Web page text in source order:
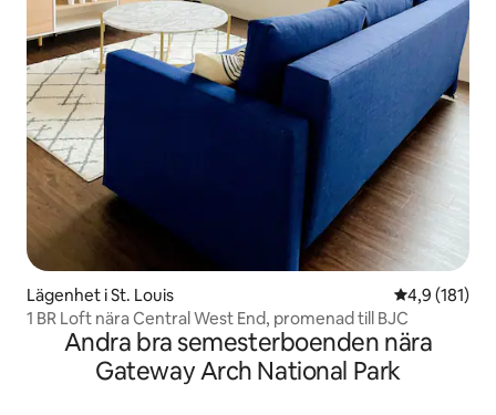
Lägenhet i St. Louis 4,9 av 5 i
4,9 (181)
1 BR Loft nära Central West End, promenad till BJC
Andra bra semesterboenden nära
Gateway Arch National Park